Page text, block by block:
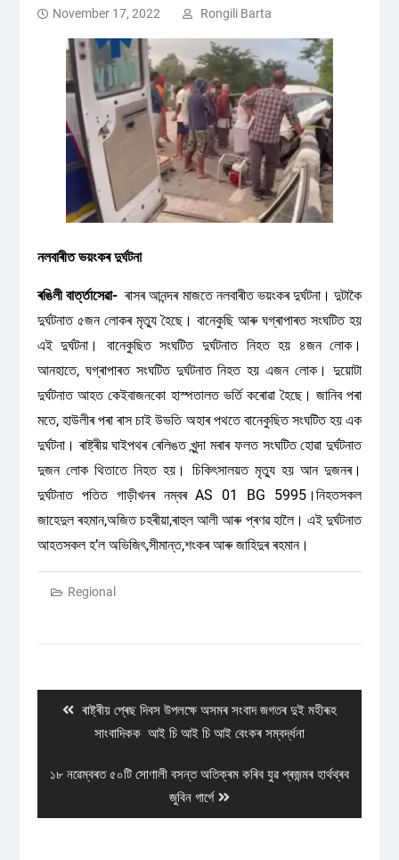
November 17, 2022 Rongili Barta
নলবাৰীত ভয়ংকৰ দুৰ্ঘটনা
ৰঙিলী বাৰ্ত্তাসেৱা-ৰাসৰ আনন্দৰ মাজতে নলবাৰীত ভয়ংকৰ দুৰ্ঘটনা। দুটাকৈ
দুৰ্ঘটনাত ৫জন লোকৰ মৃত্যু হৈছে। বানেকুছি আৰু ঘগ্ৰাপাৰত সংঘটিত হয়
এই দুৰ্ঘটনা। বানেকুছিত সংঘটিত দুৰ্ঘটনাত নিহত হয় ৪জন লোক।
আনহাতে, ঘগ্ৰাপাৰত সংঘটিত দুৰ্ঘটনাত নিহত হয় এজন লোক। দুয়োটা
দুৰ্ঘটনাত আহত কেইবাজনকো হাস্পতালত ভৰ্তি কৰোৱা হৈছে। জানিব পৰা
মতে, হাউলীৰ পৰা ৰাস চাই উভতি অহাৰ পথতে বানেকুছিত সংঘটিত হয় এক
দুৰ্ঘটনা। ৰাষ্ট্ৰীয় ঘাইপথৰ ৰেলিঙত খুন্দা মৰাৰ ফলত সংঘটিত হোৱা দুৰ্ঘটনাত
দুজন লোক থিতাতে নিহত হয়। চিকিৎসালয়ত মৃত্যু হয় আন দুজনৰ।
দুৰ্ঘটনাত পতিত গাড়ীখনৰ নম্বৰ AS 01 BG 5995।নিহতসকল
জাহেদুল ৰহমান,অজিত চহৰীয়া,ৰাহুল আলী আৰু প্ৰণৱ হালৈ। এই দুৰ্ঘটনাত
আহতসকল হ’ল অভিজিৎ,সীমান্ত,শংকৰ আৰু জাহিদুৰ ৰহমান।
Regional
Previous
post:
ৰাষ্ট্ৰীয় প্ৰেছ দিবস উপলক্ষে অসমৰ সংবাদ জগতৰ দুই মহীৰূহ
সাংবাদিকক আই চি আই চি আই বেংকৰ সম্বৰ্দ্ধনা
Next
১৮ নৱেম্বৰত ৫০টি সোণালী বসন্ত অতিক্ৰম কৰিব যুৱ প্ৰজন্মৰ হাৰ্থথ্ৰব
জুবিন গাৰ্গে